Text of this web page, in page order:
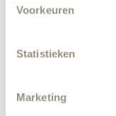
Voorkeuren
Statistieken
Marketing